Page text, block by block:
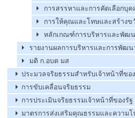
การสรรหาและการคัดเลือกบุค
การให้คุณและโทษและสร้างข
หลักเกณฑ์การบริหารและพัฒ
รายงานผลการบริหารและการพัฒน
มติ ก.อบต มส
ประมวลจริยธรรมสำหรับเจ้าหน้าที่ขอ
การขับเคลื่อนจริยธรรม
การประเมินจริยธรรมเจ้าหน้าที่ของรัฐ
มาตรการส่งเสริมคุณธรรมและความ